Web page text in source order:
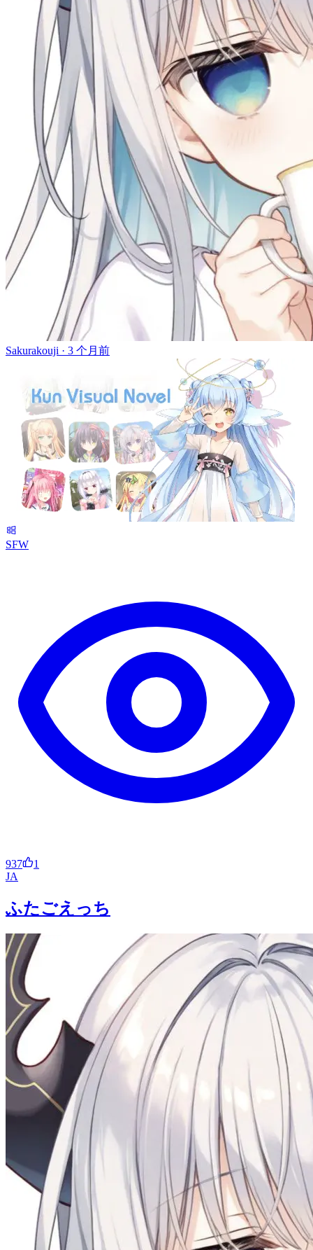
Sakurakouji · 3 个月前
SFW
937
1
JA
ふたごえっち